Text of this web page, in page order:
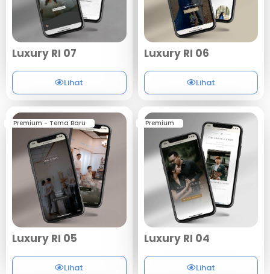
Luxury RI 07
Lihat
Luxury RI 06
Lihat
Luxury RI 05
Premium - Tema Baru
Lihat
Luxury RI 04
Premium
Lihat